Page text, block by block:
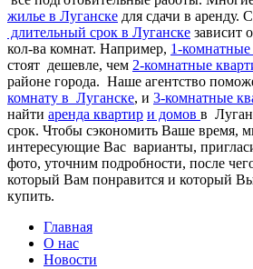
жилье в Луганске для сдачи в аренду.
длительный срок в Луганске зависит
кол-ва комнат. Например, 1-комнатные
стоят дешевле, чем 2-комнатные
районе города. Наше агентство
комнату в Луганске, и 3-комнатные
найти аренда квартир и домов в
срок. Чтобы сэкономить Ваше время,
интересующие Вас варианты,
фото, уточним подробности, после
который Вам понравится и который
купить.
Главная
О нас
Новости